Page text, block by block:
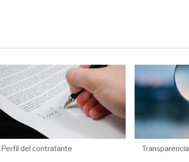
Perfil del contratante Transparencia